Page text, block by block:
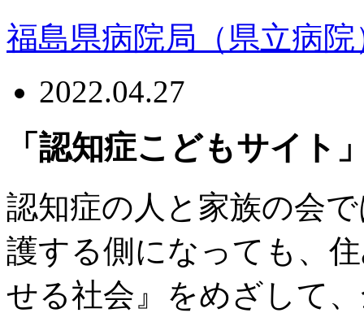
福島県病院局（県立病
2022.04.27
「認知症こどもサイト
認知症の人と家族の会
護する側になっても、
せる社会』をめざして